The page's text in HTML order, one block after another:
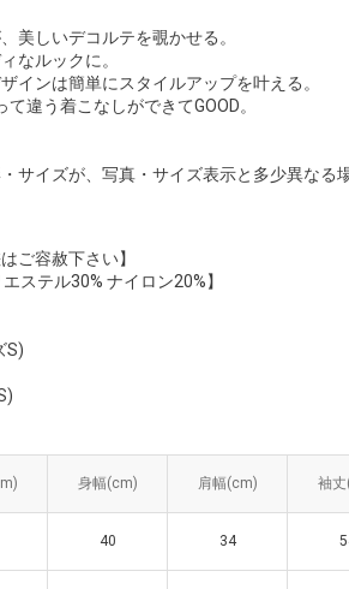
美しいデコルテを覗かせる。
なルックに。
インは簡単にスタイルアップを叶える。
違う着こなしができてGOOD。
サイズが、写真・サイズ表示と多少異なる
ご容赦下さい】
ステル30% ナイロン20%】
S)
身幅(cm) 肩幅(cm) 袖
40 34
身幅(cm) 肩幅(cm) 袖
40 34